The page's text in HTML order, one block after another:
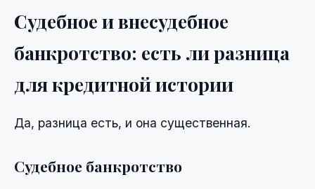
Судебное и внесудебное
банкротство: есть ли разница
для кредитной истории
Да, разница есть, и она существенная.
Судебное банкротство